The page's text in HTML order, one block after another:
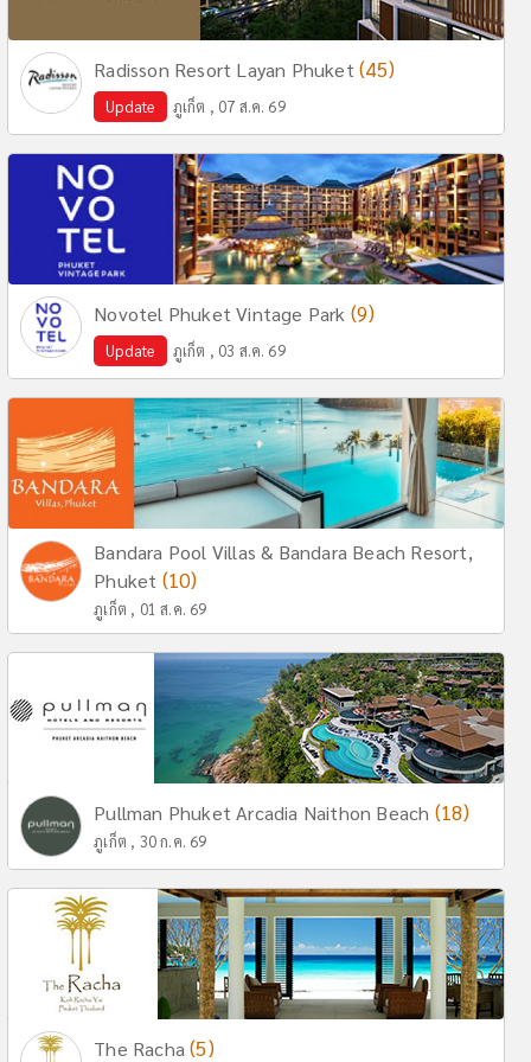
Radisson Resort Layan Phuket(45)
Update ภูเก็ต , 07 ส.ค. 69
Novotel Phuket Vintage Park (9)
Update ภูเก็ต , 03 ส.ค. 69
Bandara Pool Villas & Bandara Beach Resort,
Phuket (10)
ภูเก็ต , 01 ส.ค. 69
Pullman Phuket Arcadia Naithon Beach (18)
ภูเก็ต , 30 ก.ค. 69
The Racha(5)